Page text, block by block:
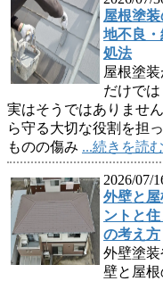
屋根塗
地不良
処法
屋根塗
だけで
実はそうではありませ
ら守る大切な役割を担
ものの傷み ...続きを読む
2026/07/
外壁と
ントと
の考え方
外壁塗
壁と屋